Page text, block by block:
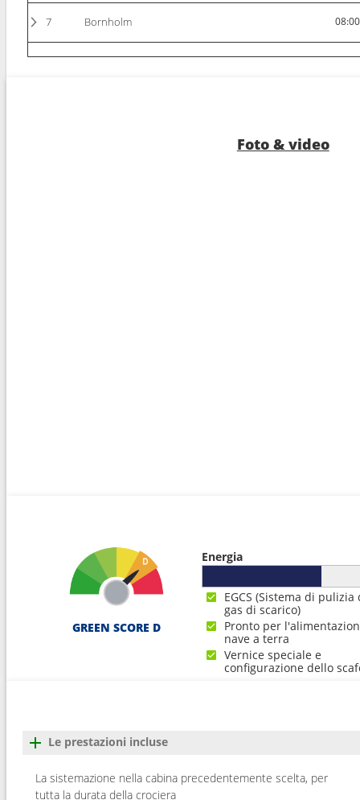
7 Bornholm 08:00
8 Aarhus 10:00
Seydisfjordhur
26 Navigazione
Foto & video
GREEN SCORE D
Energia
EGCS (Sistema di pulizia
gas di scarico)
Pronto per
nave a terra
Vernice speciale e
configurazione dello
Le prestazioni incluse
La sistemazione nella cabina precedentemente scelta, per
tutta la durata della crociera